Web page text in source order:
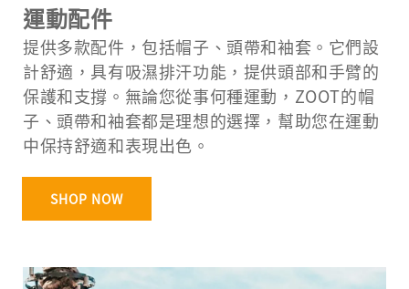
運動配件
提供多款配件，包括帽子、頭帶和袖套。它們設
計舒適，具有吸濕排汗功能，提供頭部和手臂的
保護和支撐。無論您從事何種運動，ZOOT的帽
子、頭帶和袖套都是理想的選擇，幫助您在運動
中保持舒適和表現出色。
SHOP NOW